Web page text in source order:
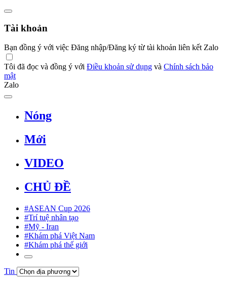
Tài khoản
Bạn đồng ý với việc Đăng nhập/Đăng ký từ tài khoản liên kết Zalo
Tôi đã đọc và đồng ý với Điều khoản sử dụng và Chính sách bảo
mật
Zalo
Nóng
Mới
VIDEO
CHỦ ĐỀ
#ASEAN Cup 2026
#Trí tuệ nhân tạo
#Mỹ - Iran
#Khám phá Việt Nam
#Khám phá thế giới
Tin